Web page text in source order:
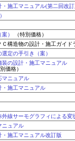
施工マニュアル(第二回改
）
（特別価格）
構造物の設計・施工ガイド
定の手引き（案）
の設計・施工マニュアル
価格）
マニュアル
施工マニュアル
線サーモグラフィによる変
ニュアル
施工マニュアル改訂版